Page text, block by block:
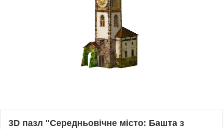
3D пазл "Середньовічне місто: Башта з